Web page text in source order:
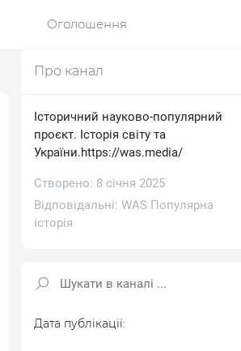
Оголошення
Про канал
Історичний науково-популярний
проєкт. Історія світу та
України.https://was.media/
Створено: 8 січня 2025
Відповідальні: WAS Популярна
історія
Дата публікації: